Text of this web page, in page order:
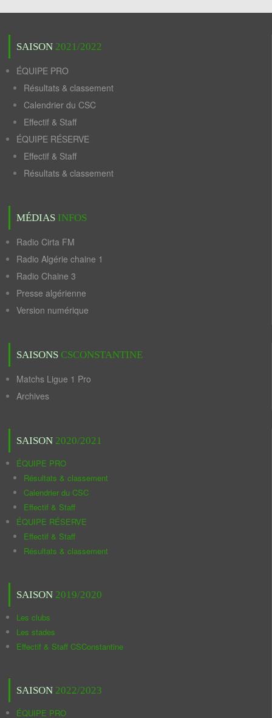
SAISON 2021/2022
ÉQUIPE PRO
Résultats & classement
Calendrier du CSC
Effectif & Staff
ÉQUIPE RÉSERVE
Effectif & Staff
Résultats & classement
MÉDIAS INFOS
Radio Cirta FM
Radio Algérie chaine 1
Radio Chaine 3
Presse algérienne
Version numérique
SAISONS CSCONSTANTINE
Matchs Ligue 1 Pro
Archives
SAISON 2020/2021
ÉQUIPE PRO
Résultats & classement
Calendrier du CSC
Effectif & Staff
ÉQUIPE RÉSERVE
Effectif & Staff
Résultats & classement
SAISON 2019/2020
Les clubs
Les stades
Effectif & Staff CSConstantine
SAISON 2022/2023
ÉQUIPE PRO